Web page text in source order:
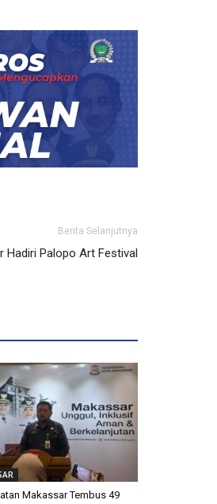
Berita Selanjutnya
Hadiri Palopo Art Festival
Makassar Tembus 49